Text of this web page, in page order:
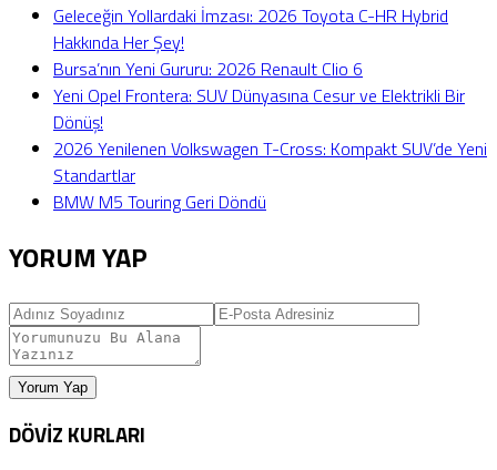
Geleceğin Yollardaki İmzası: 2026 Toyota C-HR Hybrid
Hakkında Her Şey!
Bursa’nın Yeni Gururu: 2026 Renault Clio 6
Yeni Opel Frontera: SUV Dünyasına Cesur ve Elektrikli Bir
Dönüş!
2026 Yenilenen Volkswagen T-Cross: Kompakt SUV’de Yeni
Standartlar
BMW M5 Touring Geri Döndü
YORUM YAP
Yorum Yap
DÖVİZ KURLARI